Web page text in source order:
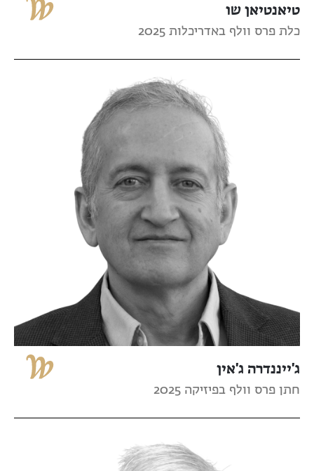
טיאנטיאן שו
כלת פרס וולף באדריכלות 2025
ג'ייננדרה ג'אין
חתן פרס וולף בפיזיקה 2025